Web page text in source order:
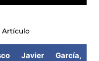
Artículo
Javier García,